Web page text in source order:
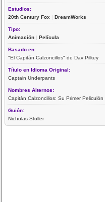
Estudios:
20th Century Fox |DreamWorks
Tipo:
Animación |Película
Basado en:
"El Capitán Calzoncillos" de Dav Pilkey
Título en Idioma Original:
Captain Underpants
Nombres Alternos:
Capitán Calzoncillos: Su Primer Peliculón
Guión:
Nicholas Stoller